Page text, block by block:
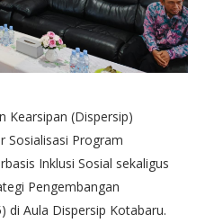
Kearsipan (Dispersip)
Sosialisasi Program
Inklusi Sosial sekaligus
Pengembangan
di Aula Dispersip Kotabaru.